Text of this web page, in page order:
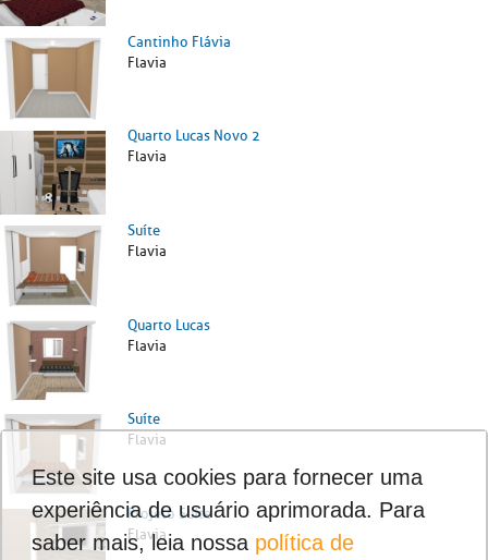
Cantinho Flávia
Flavia
Quarto Lucas Novo 2
Flavia
Suíte
Flavia
Quarto Lucas
Flavia
Suíte
Flavia
Projeto Suíte
Flavia
Este site usa cookies para fornecer uma
experiência de usuário aprimorada. Para
saber mais, leia nossa política de